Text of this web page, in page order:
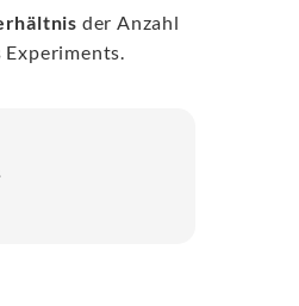
der Anzahl
Experiments.